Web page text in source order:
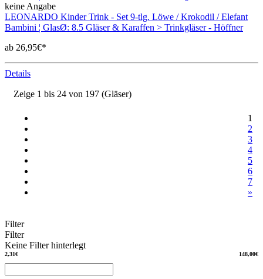
keine Angabe
LEONARDO Kinder Trink - Set 9-tlg. Löwe / Krokodil / Elefant
Bambini ¦ GlasØ: 8.5 Gläser & Karaffen > Trinkgläser - Höffner
ab 26,95€*
Details
Zeige 1 bis 24 von 197 (Gläser)
1
2
3
4
5
6
7
»
Filter
Filter
Keine Filter hinterlegt
2,31€ 148,00€